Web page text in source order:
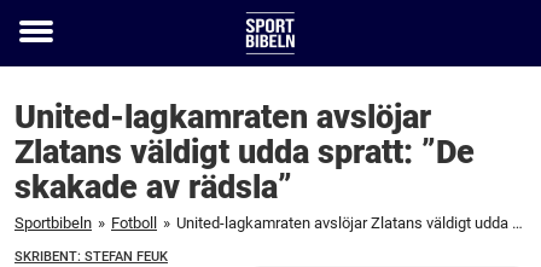
Toggle
United-lagkamraten avslöjar
Zlatans väldigt udda spratt: ”De
skakade av rädsla”
Sportbibeln » Fotboll » United-lagkamraten avslöjar Zlatans väldigt udda spratt: "De skakade av rädsla"
SKRIBENT: STEFAN FEUK